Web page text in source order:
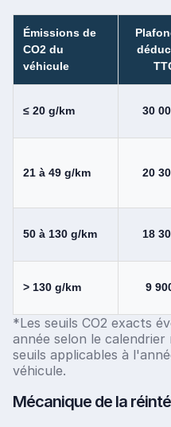
Émissions de
CO2 du
véhicule
≤ 20 g/km 30
21 à 49 g/km 20
50 à 130 g/km 18
> 130 g/km 9
*Les seuils CO2 exacts
année selon le
seuils applicables à
véhicule.
Mécanique de la